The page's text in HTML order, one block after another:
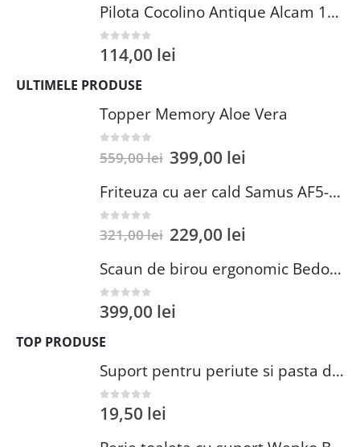
Pilota Cocolino Antique Alcam 140x200 cm din Microfibra si Fleece pentru Confort Premium
0 out of 5
114,00 lei
ULTIMELE PRODUSE
Topper Memory Aloe Vera
559,00lei 399,00 lei
Friteuza cu aer cald Samus AF5-S1400DW
321,00lei 229,00 lei
Scaun de birou ergonomic Bedora Lotte, Mesh, Negru/Rosu
0out of 5
399,00 lei
TOP PRODUSE
Suport pentru periute si pasta de dinti Wenko Brasil Petrol 7.3 x 10.3 cm plastic verde inchis
0 out of 5
19,50 lei